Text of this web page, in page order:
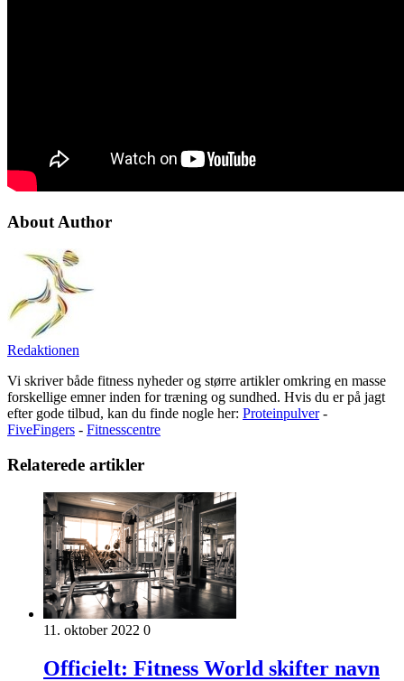
About Author
Redaktionen
Vi skriver både fitness nyheder og større artikler omkring en masse
forskellige emner inden for træning og sundhed. Hvis du er på jagt
efter gode tilbud, kan du finde nogle her: Proteinpulver-
FiveFingers - Fitnesscentre
Relaterede artikler
11. oktober 2022 0
Officielt: Fitness World skifter navn